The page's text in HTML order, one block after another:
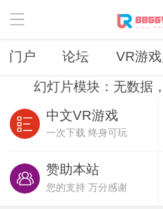
门户 论坛 VR游
幻灯片模块：无数据
中文VR游戏
一次下载 终身可玩
赞助本站
您的支持 万分感谢